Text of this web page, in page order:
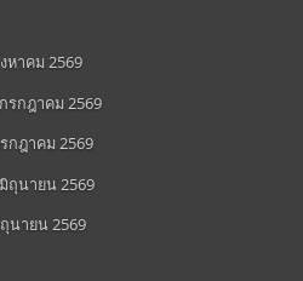
หาคม 2569
รกฎาคม 2569
กฎาคม 2569
ถุนายน 2569
นายน 2569